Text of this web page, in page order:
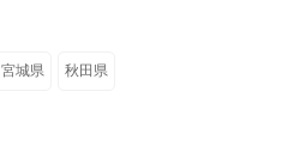
宮城県 秋田県